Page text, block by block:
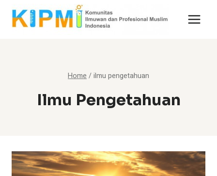
Skip
Home /ilmu pengetahuan
Ilmu Pengetahuan